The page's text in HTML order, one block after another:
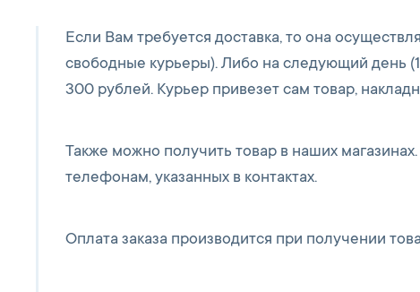
Если Вам требуется доставка, то она
свободные курьеры). Либо на следующий день
300 рублей. Курьер привезет сам товар,
Также можно получить товар в наших
телефонам, указанных в контактах.
Оплата заказа производится при получении